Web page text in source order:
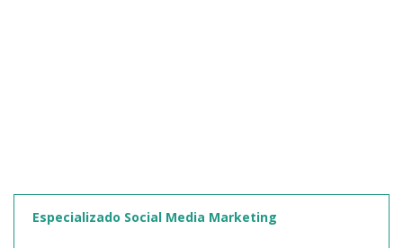
Especializado Social Media Marketing